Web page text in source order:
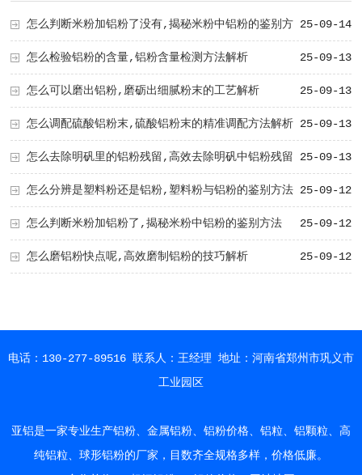
25-09-14
怎么判断米粉加铝粉了没有,揭秘米粉中铝粉的鉴别方
法 25-09-13
怎么检验铝粉的含量,铝粉含量检测方法解析
25-09-13
怎么可以磨出铝粉,磨砺出细腻粉末的工艺解析
25-09-13
怎么调配硫酸铝粉末,硫酸铝粉末的精准调配方法解析
25-09-13
怎么去除明矾里的铝粉残留,高效去除明矾中铝粉残留
的实用方法解析 25-09-12
怎么分辨是塑料粉还是铝粉,塑料粉与铝粉的鉴别方法
解析 25-09-12
怎么判断米粉加铝粉了,揭秘米粉中铝粉的鉴别方法
25-09-12
怎么磨铝粉快点呢,高效磨制铝粉的技巧解析
电话：130-277-89516 联系人：王经理 地址：河南省郑州市巩义市
工业园区
亚铝是一家专业生产铝粉、金属铝粉、铝粉价格、铝粒、铝颗粒、高
纯铝粒、球形铝粉的厂家，目数齐全规格多样，价格低廉。